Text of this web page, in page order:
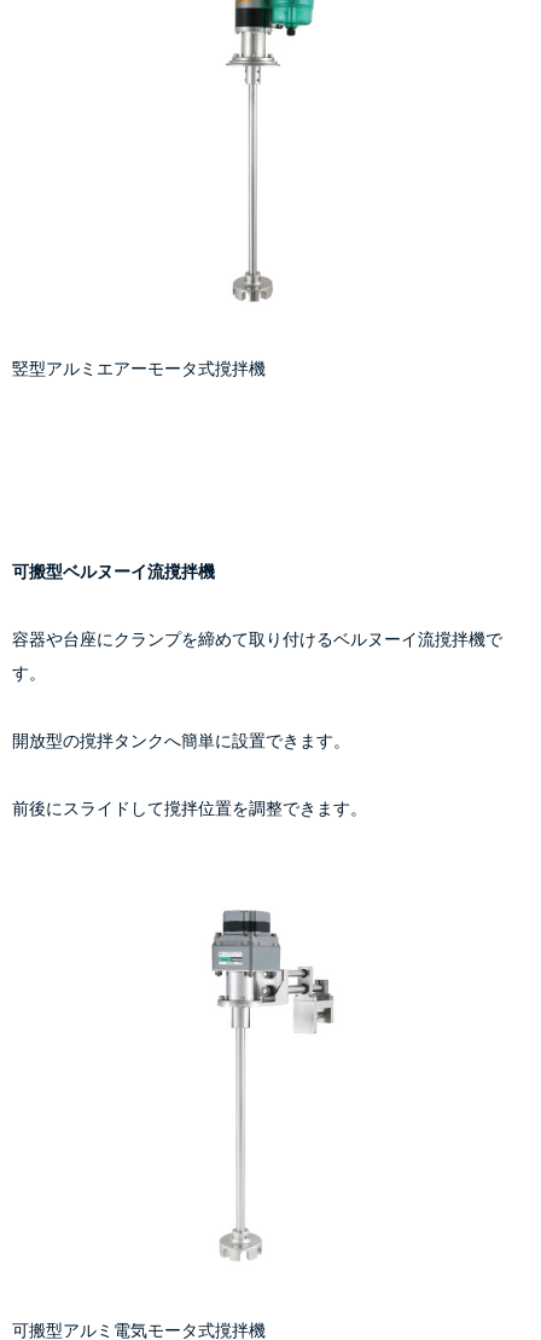
竪型アルミエアーモータ式撹拌機
可搬型ベルヌーイ流撹拌機
容器や台座にクランプを締めて取り付けるベルヌーイ流撹拌機で
す。
開放型の撹拌タンクへ簡単に設置できます。
前後にスライドして撹拌位置を調整できます。
可搬型アルミ電気モータ式撹拌機